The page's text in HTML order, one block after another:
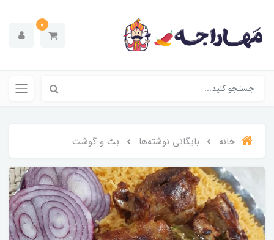
0
خانه بایگانی نوشته‌ها بٹ و گوشت